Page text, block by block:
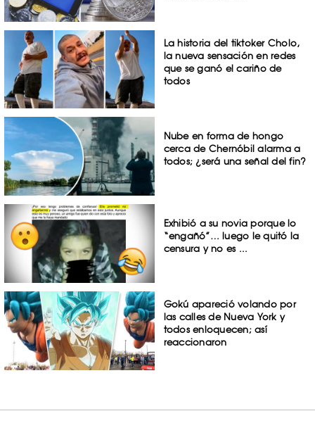
La historia del tiktoker Cholo,
la nueva sensación en redes
que se ganó el cariño de
todos
Nube en forma de hongo
cerca de Chernóbil alarma a
todos; ¿será una señal del fin?
Exhibió a su novia porque lo
“engañó”… luego le quitó la
censura y no es ...
Gokú apareció volando por
las calles de Nueva York y
todos enloquecen; así
reaccionaron